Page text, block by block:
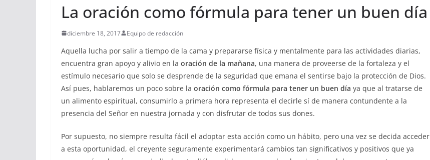
La oración como fórmula para tener un buen día
diciembre 18, 2017 Equipo de redacción
Aquella lucha por salir a tiempo de la cama y prepararse física y mentalmente para las actividades diarias,
encuentra gran apoyo y alivio en la oración de la mañana, una manera de proveerse de la fortaleza y el
estímulo necesario que solo se desprende de la seguridad que emana el sentirse bajo la protección de Dios.
Así pues, hablaremos un poco sobre la oración como fórmula para tener un buen día ya que al tratarse de
un alimento espiritual, consumirlo a primera hora representa el decirle sí de manera contundente a la
presencia del Señor en nuestra jornada y con disfrutar de todos sus dones.
Por supuesto, no siempre resulta fácil el adoptar esta acción como un hábito, pero una vez se decida acceder
a esta oportunidad, el creyente seguramente experimentará cambios tan significativos y positivos que ya